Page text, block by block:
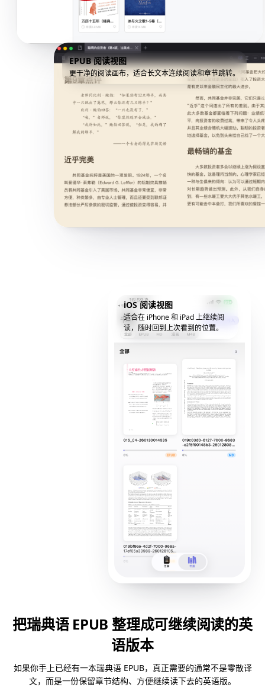
EPUB 阅读视图
更干净的阅读画布，适合长文本连续阅读和章节跳转。
iOS 阅读视图
适合在 iPhone 和 iPad 上继续阅
读，随时回到上次看到的位置。
把瑞典语 EPUB 整理成可继续阅读的英
语版本
如果你手上已经有一本瑞典语 EPUB，真正需要的通常不是零散译
文，而是一份保留章节结构、方便继续读下去的英语版。